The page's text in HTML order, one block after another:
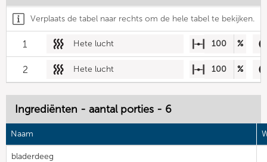
Verplaats de tabel naar rechts om de hele tabel te bekijken.
1 Hete lucht 100 %
2 Hete lucht 100 %
Ingrediënten - aantal porties - 6
Naam
bladerdeeg